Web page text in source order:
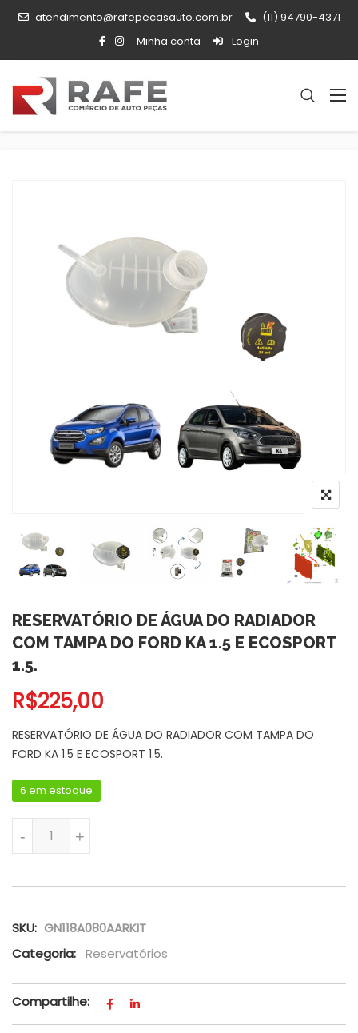
atendimento@rafepecasauto.com.br
(11) 94790-4371
Minha conta
Login
RESERVATÓRIO DE ÁGUA DO RADIADOR
COM TAMPA DO FORD KA 1.5 E ECOSPORT
1.5.
R$225,00
RESERVATÓRIO DE ÁGUA DO RADIADOR COM TAMPA DO
FORD KA 1.5 E ECOSPORT 1.5.
6 em estoque
+
-
SKU: GN118A080AARKIT
Categoria: Reservatórios
Compartilhe: